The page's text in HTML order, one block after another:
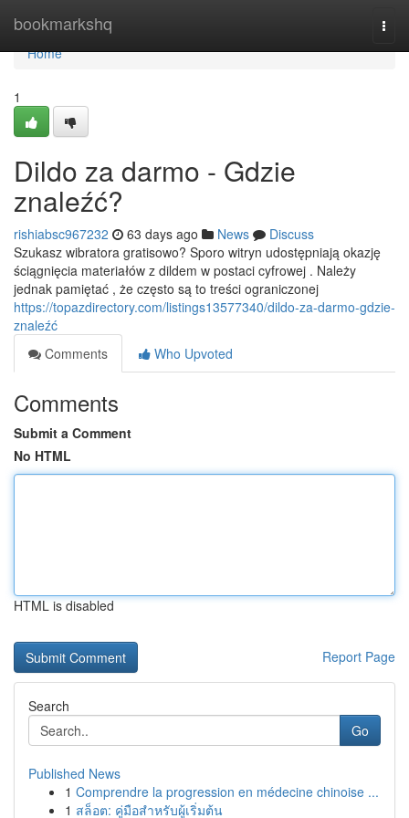
bookmarkshq
Home
Home
1
Dildo za darmo - Gdzie
znaleźć?
rishiabsc967232 63 days ago News
Discuss
Szukasz wibratora gratisowo? Sporo witryn udostępniają okazję
ściągnięcia materiałów z dildem w postaci cyfrowej . Należy
jednak pamiętać , że często są to treści ograniczonej
https://topazdirectory.com/listings13577340/dildo-za-darmo-gdzie-
znaleźć
Comments
Who Upvoted
Comments
Submit a Comment
No HTML
HTML is disabled
Report Page
Search
Go
Published News
1 Comprendre la progression en médecine chinoise ...
1 สล็อต: คู่มือสำหรับผู้เริ่มต้น